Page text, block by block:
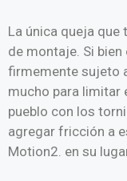
La única queja
de montaje. Si
firmemente sujeto
mucho para limitar
pueblo con los
agregar fricción a
Motion2. en su